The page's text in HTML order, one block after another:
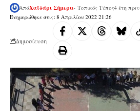
Ενημερώθηκε στις: 8 Απριλίου 2022 21:26
ΑπόΧαϊδάρι Σήμερα- Τοπικός Τύπος4 έτη πριν
Δημοσίευση